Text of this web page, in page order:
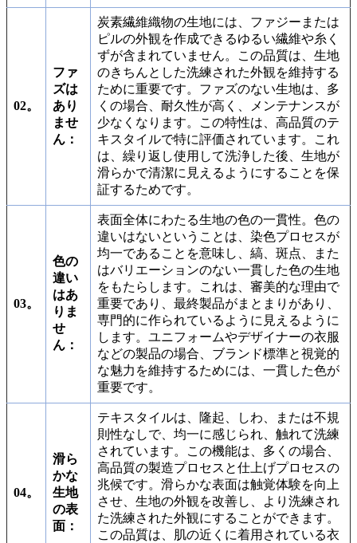
02。
ファ
ズは
あり
ませ
ん：
炭素繊維織物の生地には、ファジーまたは
ピルの外観を作成できるゆるい繊維や糸く
ずが含まれていません。この品質は、生地
のきちんとした洗練された外観を維持する
ために重要です。ファズのない生地は、多
くの場合、耐久性が高く、メンテナンスが
少なくなります。この特性は、高品質のテ
キスタイルで特に評価されています。これ
は、繰り返し使用して洗浄した後、生地が
滑らかで清潔に見えるようにすることを保
証するためです。
03。
色の
違い
はあ
りま
せ
ん：
表面全体にわたる生地の色の一貫性。色の
違いはないということは、染色プロセスが
均一であることを意味し、縞、斑点、また
はバリエーションのない一貫した色の生地
をもたらします。これは、審美的な理由で
重要であり、最終製品がまとまりがあり、
専門的に作られているように見えるように
します。ユニフォームやデザイナーの衣服
などの製品の場合、ブランド標準と視覚的
な魅力を維持するためには、一貫した色が
重要です。
04。
滑ら
かな
生地
の表
面：
テキスタイルは、隆起、しわ、または不規
則性なしで、均一に感じられ、触れて洗練
されています。この機能は、多くの場合、
高品質の製造プロセスと仕上げプロセスの
兆候です。滑らかな表面は触覚体験を向上
させ、生地の外観を改善し、より洗練され
た洗練された外観にすることができます。
この品質は、肌の近くに着用されている衣